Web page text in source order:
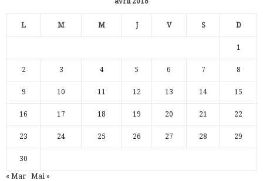
L M M J V S D
1
2 3 4 5 6 7 8
9 10 11 12 13 14 15
16 17 18 19 20 21 22
23 24 25 26 27 28 29
30
« Mar Mai »